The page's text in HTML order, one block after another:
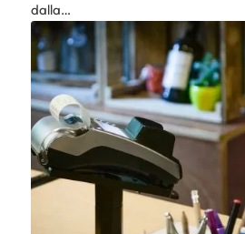
dalla…